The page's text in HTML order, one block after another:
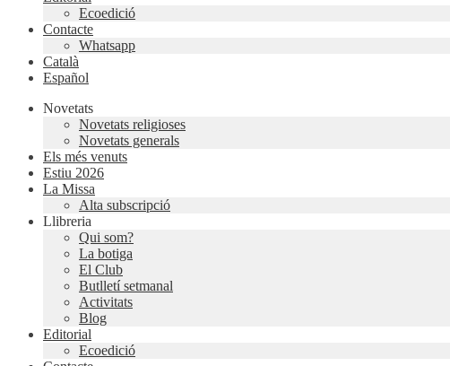
Ecoedició
Contacte
Whatsapp
Català
Español
Novetats
Novetats religioses
Novetats generals
Els més venuts
Estiu 2026
La Missa
Alta subscripció
Llibreria
Qui som?
La botiga
El Club
Butlletí setmanal
Activitats
Blog
Editorial
Ecoedició